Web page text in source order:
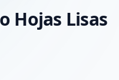
Hojas Lisas